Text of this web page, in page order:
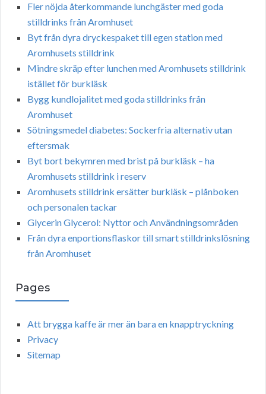
Fler nöjda återkommande lunchgäster med goda
stilldrinks från Aromhuset
Byt från dyra dryckespaket till egen station med
Aromhusets stilldrink
Mindre skräp efter lunchen med Aromhusets stilldrink
istället för burkläsk
Bygg kundlojalitet med goda stilldrinks från
Aromhuset
Sötningsmedel diabetes: Sockerfria alternativ utan
eftersmak
Byt bort bekymren med brist på burkläsk – ha
Aromhusets stilldrink i reserv
Aromhusets stilldrink ersätter burkläsk – plånboken
och personalen tackar
Glycerin Glycerol: Nyttor och Användningsområden
Från dyra enportionsflaskor till smart stilldrinkslösning
från Aromhuset
Pages
Att brygga kaffe är mer än bara en knapptryckning
Privacy
Sitemap